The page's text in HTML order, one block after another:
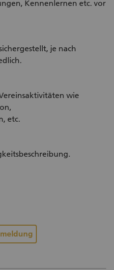
Kennenlernen etc. vor
je nach
wie
etc.